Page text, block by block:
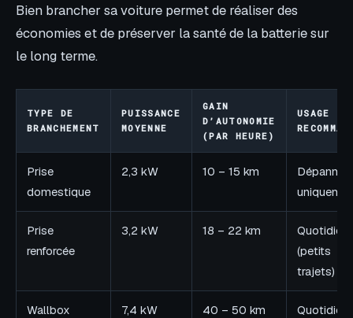
Bien brancher sa voiture permet de réaliser des
économies et de préserver la santé de la batterie sur
le long terme.
TYPE DE
BRANCHEMENT
PUISSANCE
MOYENNE
GAIN
D’AUTONOMIE
(PAR HEURE)
USAGE
Prise
domestique
2,3 kW 10 – 15 km
Prise
renforcée
3,2 kW 18 – 22 km
Quotidien
(petits
trajets)
Wallbox
7,4 kW 40 – 50 km
Quotidien